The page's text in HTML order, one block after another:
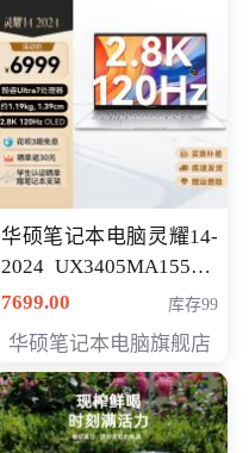
华硕笔记本电脑灵耀14-
2024 UX3405MA155夜
空蓝 oled 智慧轻薄本 会
7699.00 库存99
华硕笔记本电脑旗舰店